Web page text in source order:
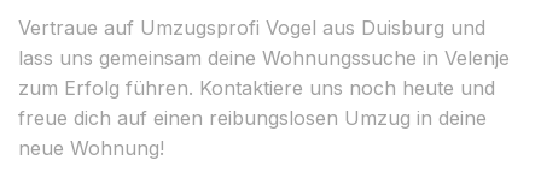
Vertraue auf Umzugsprofi Vogel aus Duisburg und
lass uns gemeinsam deine Wohnungssuche in Velenje
zum Erfolg führen. Kontaktiere uns noch heute und
freue dich auf einen reibungslosen Umzug in deine
neue Wohnung!